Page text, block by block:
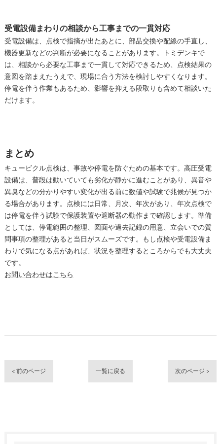
受電設備まわりの相談から工事までの一貫対応
受電設備は、点検で指摘が出たあとに、部品交換や配線の手直し、
機器更新などの判断が必要になることがあります。トミデンキで
は、相談から必要な工事まで一貫して対応できるため、点検結果の
意図を踏まえたうえで、現場に合う方法を検討しやすくなります。
停電を伴う作業もあるため、影響を抑える段取りも含めて相談いた
だけます。
まとめ
キュービクル点検は、事故や停電を防ぐための基本です。高圧受電
設備は、普段は動いていても劣化が静かに進むことがあり、異音や
異臭などの分かりやすい変化が出る前に数値や試験で兆候が見つか
る場合があります。点検には日常、月次、年次があり、年次点検で
は停電を伴う試験で保護装置や遮断器の動作まで確認します。準備
としては、停電範囲の整理、図面や過去記録の用意、立会いでの質
問事項の整理があると当日がスムーズです。もし点検や受電設備ま
わりで気になる点があれば、状況を整理するところからでも大丈夫
です。
お問い合わせはこちら
< 前のページ 一覧に戻る 次のページ >